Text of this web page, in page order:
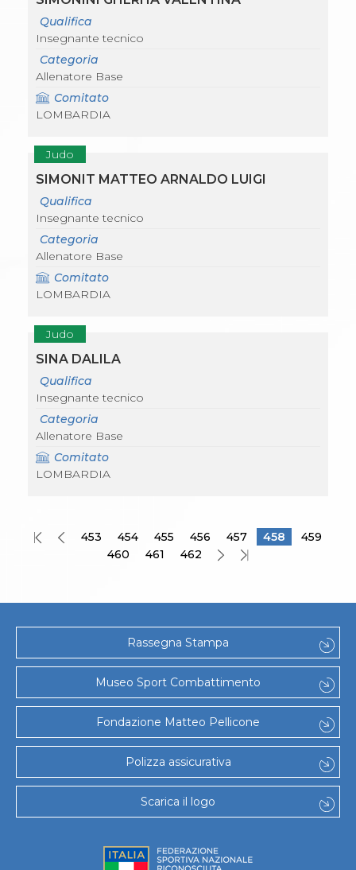
Qualifica
Insegnante tecnico
Categoria
Allenatore Base
Comitato
LOMBARDIA
Judo
SIMONIT MATTEO ARNALDO LUIGI
Qualifica
Insegnante tecnico
Categoria
Allenatore Base
Comitato
LOMBARDIA
Judo
SINA DALILA
Qualifica
Insegnante tecnico
Categoria
Allenatore Base
Comitato
LOMBARDIA
453 454 455 456 457 458
459
460
461 462
Rassegna Stampa
Museo Sport Combattimento
Fondazione Matteo Pellicone
Polizza assicurativa
Scarica il logo